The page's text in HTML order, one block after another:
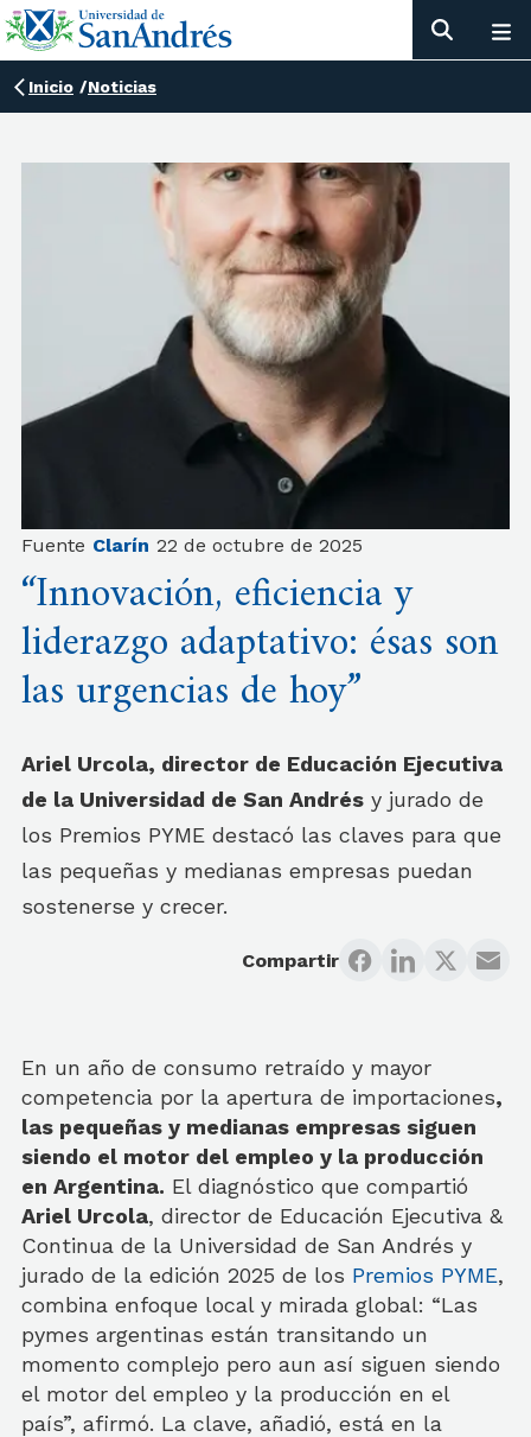
Inicio /Noticias
Fuente Clarín 22 de octubre de 2025
“Innovación, eficiencia y
liderazgo adaptativo: ésas son
las urgencias de hoy”
Ariel Urcola, director de Educación Ejecutiva
de la Universidad de San Andrés y jurado de
los Premios PYME destacó las claves para que
las pequeñas y medianas empresas puedan
sostenerse y crecer.
Compartir
En un año de consumo retraído y mayor
competencia por la apertura de importaciones,
las pequeñas y medianas empresas siguen
siendo el motor del empleo y la producción
en Argentina. El diagnóstico que compartió
Ariel Urcola, director de Educación Ejecutiva &
Continua de la Universidad de San Andrés y
jurado de la edición 2025 de los Premios PYME,
combina enfoque local y mirada global: “Las
pymes argentinas están transitando un
momento complejo pero aun así siguen siendo
el motor del empleo y la producción en el
país”, afirmó. La clave, añadió, está en la